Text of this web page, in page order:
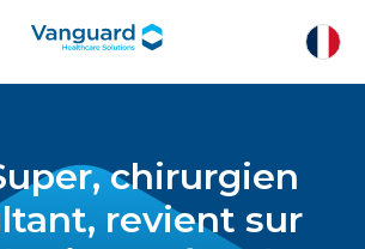
chirurgien
revient sur